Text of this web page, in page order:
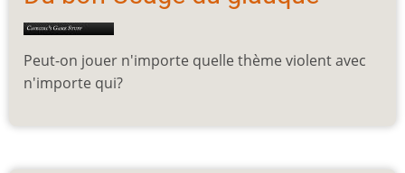
Peut-on jouer n'importe quelle thème violent avec
n'importe qui?